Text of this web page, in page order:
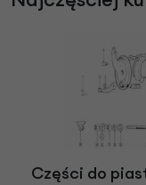
Części do